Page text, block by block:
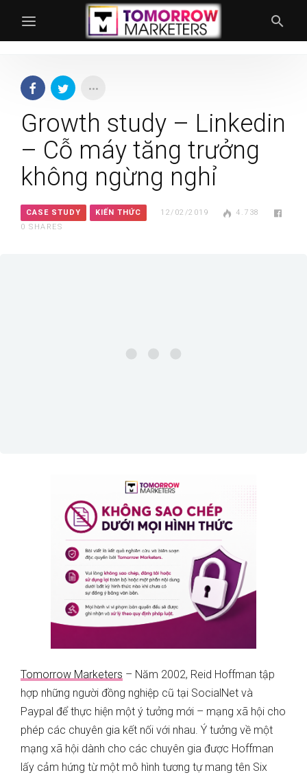
Growth study – Linkedin
– Cỗ máy tăng trưởng
không ngừng nghỉ
CASE STUDY KIẾN THỨC 12/02/2019
4.738
0 SHARES
Tomorrow Marketers – Năm 2002, Reid Hoffman tập
hợp những người đồng nghiệp cũ tại SocialNet và
Paypal để thực hiện một ý tưởng mới – mạng xã hội cho
phép các chuyên gia kết nối với nhau. Ý tưởng về một
mạng xã hội dành cho các chuyên gia được Hoffman
lấy cảm hứng từ một mô hình tương tự mang tên Six